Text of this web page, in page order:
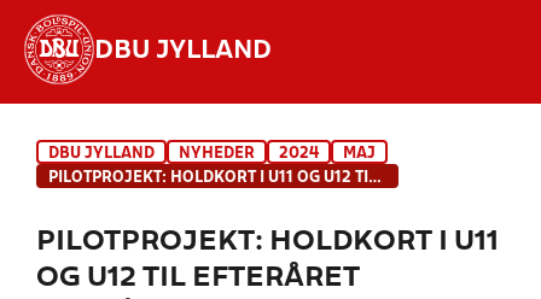
DBU JYLLAND
INDHOLD OG NYHEDER
HOLD
DBU JYLLAND NYHEDER 2024
MAJ
PILOTPROJEKT: HOLDKORT I U11 OG U12 TIL EFTERÅRET
PILOTPROJEKT: HOLDKORT I U11
OG U12 TIL EFTERÅRET